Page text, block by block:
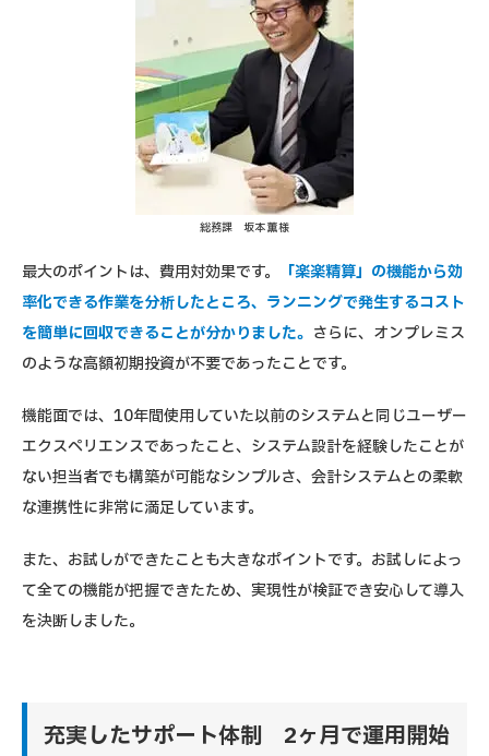
総務課 坂本 薫様
最大のポイントは、費用対効果です。
「楽楽精算」の機能から効
率化できる作業を分析したところ、ランニングで発生するコスト
を簡単に回収できることが分かりました。 さらに、オンプレミス
のような高額初期投資が不要であったことです。
機能面では、10年間使用していた以前のシステムと同じユーザー
エクスペリエンスであったこと、システム設計を経験したことが
ない担当者でも構築が可能なシンプルさ、会計システムとの柔軟
な連携性に非常に満足しています。
また、お試しができたことも大きなポイントです。お試しによっ
て全ての機能が把握できたため、実現性が検証でき安心して導入
を決断しました。
充実したサポート体制 2ヶ月で運用開始